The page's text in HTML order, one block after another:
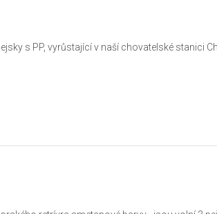
s PP, vyrůstající v naší chovatelské stanici